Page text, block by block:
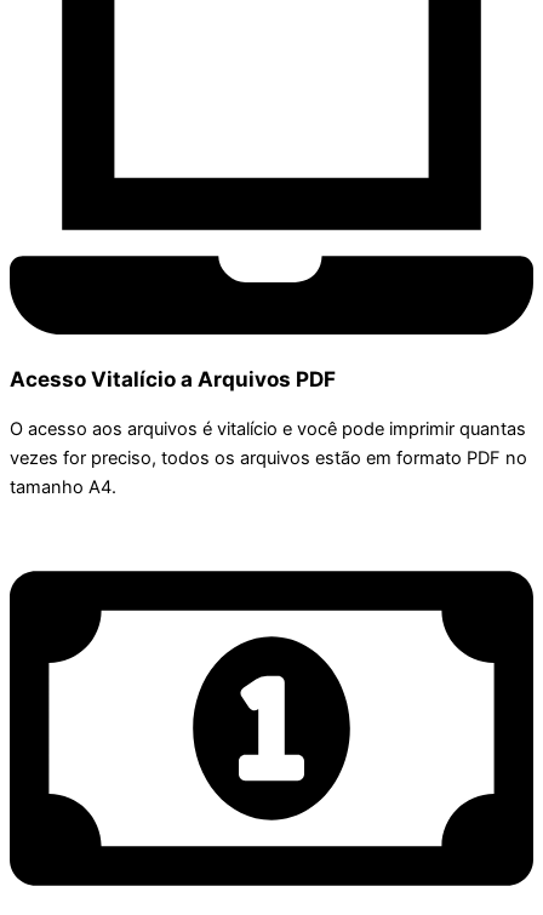
Acesso Vitalício a Arquivos PDF
O acesso aos arquivos é vitalício e você pode imprimir quantas
vezes for preciso, todos os arquivos estão em formato PDF no
tamanho A4.